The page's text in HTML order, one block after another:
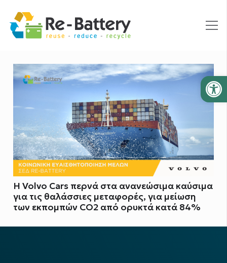
Η Volvo Cars περνά στα ανανεώσιμα καύσιμα
για τις θαλάσσιες μεταφορές, για μείωση
των εκπομπών CO2 από ορυκτά κατά 84%